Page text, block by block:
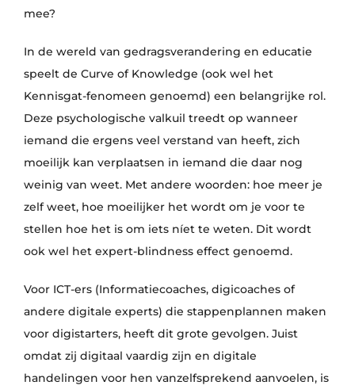
mee?
In de wereld van gedragsverandering en educatie
speelt de Curve of Knowledge (ook wel het
Kennisgat-fenomeen genoemd) een belangrijke rol.
Deze psychologische valkuil treedt op wanneer
iemand die ergens veel verstand van heeft, zich
moeilijk kan verplaatsen in iemand die daar nog
weinig van weet. Met andere woorden: hoe meer je
zelf weet, hoe moeilijker het wordt om je voor te
stellen hoe het is om iets níet te weten. Dit wordt
ook wel het expert-blindness effect genoemd.
Voor ICT-ers (Informatiecoaches, digicoaches of
andere digitale experts) die stappenplannen maken
voor digistarters, heeft dit grote gevolgen. Juist
omdat zij digitaal vaardig zijn en digitale
handelingen voor hen vanzelfsprekend aanvoelen, is